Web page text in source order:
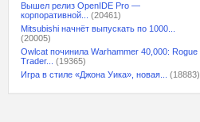
Вышел релиз OpenIDE Pro —
корпоративной...
(20461)
Mitsubishi начнёт выпускать по 1000...
(20005)
Owlcat починила Warhammer 40,000: Rogue
Trader...
(19365)
Игра в стиле «Джона Уика», новая...
(18883)